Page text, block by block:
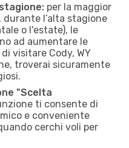
per la maggior
l’alta stagione
o l'estate), le
ad aumentare le
visitare Cody, WY
troverai sicuramente
"Scelta
ti consente di
e conveniente
cerchi voli per